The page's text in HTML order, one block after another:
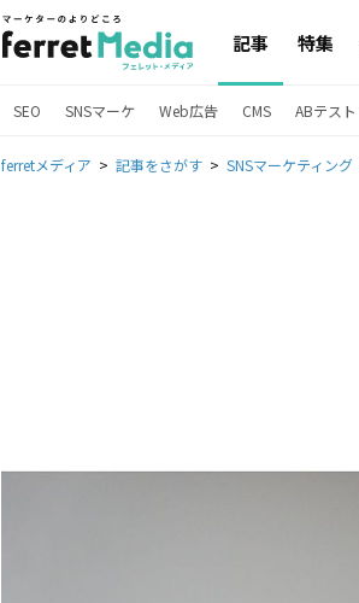
記事 特集
SEO SNSマーケ Web広告 CMS ABテスト
ferretメディア 記事をさがす SNSマーケティング